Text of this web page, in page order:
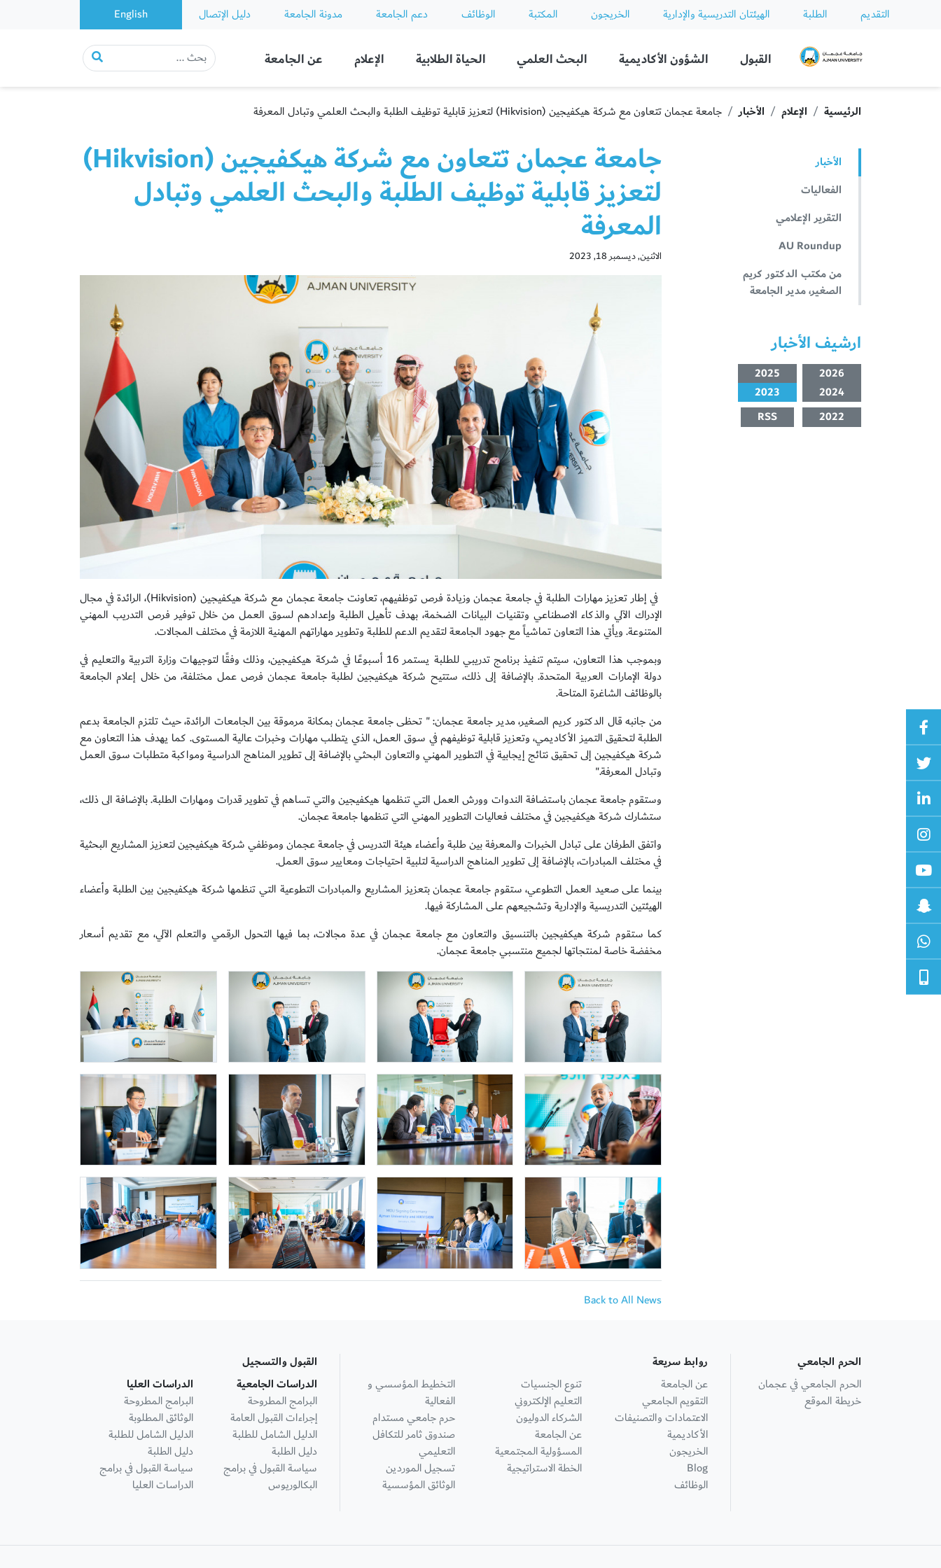
التقديم الطلبة الهيئتان التدريسية والإدارية الخريجون المكتبة الوظائف دعم الجامعة مدونة الجامعة دليل الإتصال English
Ajman University
القبول الشؤون الأكاديمية البحث العلمي الحياة الطلابية الإعلام عن الجامعة
الرئيسية الإعلام الأخبار جامعة عجمان تتعاون مع شركة هيكفيجين (Hikvision) لتعزيز قابلية توظيف الطلبة والبحث العلمي وتبادل المعرفة
الأخبار
الفعاليات
التقرير الإعلامي
AU Roundup
من مكتب الدكتور كريم
الصغير، مدير الجامعة
ارشيف الأخبار
2026
2025
2024
2023
2022
RSS
جامعة عجمان تتعاون مع شركة هيكفيجين (Hikvision)
لتعزيز قابلية توظيف الطلبة والبحث العلمي وتبادل
المعرفة
الاثنين, ديسمبر 18, 2023
في إطار تعزيز مهارات الطلبة في جامعة عجمان وزيادة فرص توظفيهم، تعاونت جامعة عجمان مع شركة هيكفيجين (Hikvision)، الرائدة في مجال
الإدراك الآلي والذكاء الاصطناعي وتقنيات البيانات الضخمة، بهدف تأهيل الطلبة وإعدادهم لسوق العمل من خلال توفير فرص التدريب المهني
المتنوعة. ويأتي هذا التعاون تماشياً مع جهود الجامعة لتقديم الدعم للطلبة وتطوير مهاراتهم المهنية اللازمة في مختلف المجالات.
وبموجب هذا التعاون، سيتم تنفيذ برنامج تدريبي للطلبة يستمر 16 أسبوعًا في شركة هيكفيجين، وذلك وفقًا لتوجيهات وزارة التربية والتعليم في
دولة الإمارات العربية المتحدة. بالإضافة إلى ذلك، ستتيح شركة هيكفيجين لطلبة جامعة عجمان فرص عمل مختلفة، من خلال إعلام الجامعة
بالوظائف الشاغرة المتاحة.
من جانبه قال الدكتور كريم الصغير، مدير جامعة عجمان: " تحظى جامعة عجمان بمكانة مرموقة بين الجامعات الرائدة، حيث تلتزم الجامعة بدعم
الطلبة لتحقيق التميز الأكاديمي، وتعزيز قابلية توظيفهم في سوق العمل، الذي يتطلب مهارات وخبرات عالية المستوى. كما يهدف هذا التعاون مع
شركة هيكفيجين إلى تحقيق نتائج إيجابية في التطوير المهني والتعاون البحثي بالإضافة إلى تطوير المناهج الدراسية ومواكبة متطلبات سوق العمل
وتبادل المعرفة."
وستقوم جامعة عجمان باستضافة الندوات وورش العمل التي تنظمها هيكفيجين والتي تساهم في تطوير قدرات ومهارات الطلبة. بالإضافة الى ذلك،
ستشارك شركة هيكفيجين في مختلف فعاليات التطوير المهني التي تنظمها جامعة عجمان.
واتفق الطرفان على تبادل الخبرات والمعرفة بين طلبة وأعضاء هيئة التدريس في جامعة عجمان وموظفي شركة هيكفيجين لتعزيز المشاريع البحثية
في مختلف المبادرات، بالإضافة إلى تطوير المناهج الدراسية لتلبية احتياجات ومعايير سوق العمل.
بينما على صعيد العمل التطوعي، ستقوم جامعة عجمان بتعزيز المشاريع والمبادرات التطوعية التي تنظمها شركة هيكفيجين بين الطلبة وأعضاء
الهيئتين التدريسية والإدارية وتشجيعهم على المشاركة فيها.
كما ستقوم شركة هيكفيجين بالتنسيق والتعاون مع جامعة عجمان في عدة مجالات، بما فيها التحول الرقمي والتعلم الآلي، مع تقديم أسعار
مخفضة خاصة لمنتجاتها لجميع منتسبي جامعة عجمان.
Back to All News
الحرم الجامعي
الحرم الجامعي في عجمان
خريطة الموقع
روابط سريعة
عن الجامعة
التقويم الجامعي
الاعتمادات والتصنيفات
الأكاديمية
الخريجون
Blog
الوظائف
تنوع الجنسيات
التعليم الإلكتروني
الشركاء الدوليون
عن الجامعة
المسؤولية المجتمعية
الخطة الاستراتيجية
التخطيط المؤسسي و
الفعالية
حرم جامعي مستدام
صندوق ثامر للتكافل
التعليمي
تسجيل الموردين
الوثائق المؤسسية
القبول والتسجيل
الدراسات الجامعية
البرامج المطروحة
إجراءات القبول العامة
الدليل الشامل للطلبة
دليل الطلبة
سياسة القبول في برامج
البكالوريوس
الدراسات العليا
البرامج المطروحة
الوثائق المطلوبة
الدليل الشامل للطلبة
دليل الطلبة
سياسة القبول في برامج
الدراسات العليا